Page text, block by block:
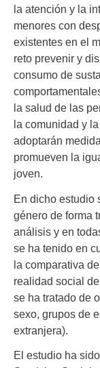
la atención y la
menores con
existentes en el
reto prevenir y
consumo de
la salud de las
la comunidad y
adoptarán
promueven la
joven.
En dicho estudio
género de forma
análisis y en
se ha tenido en
la comparativa
realidad social
se ha tratado de
sexo, grupos de
extranjera).
El estudio ha